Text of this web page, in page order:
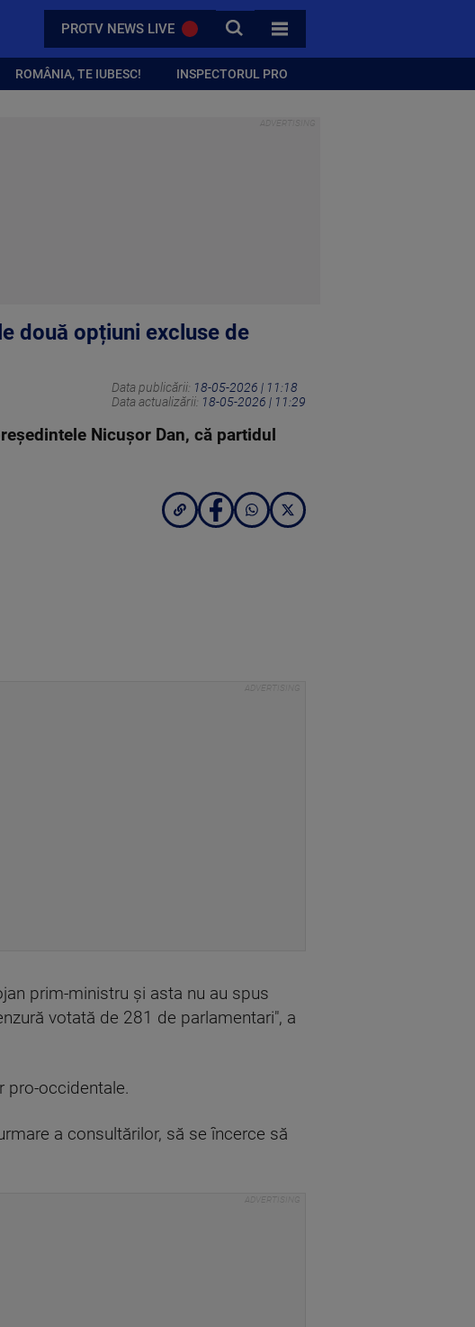
PROTV NEWS LIVE CAUTA
TOATE CATEGORIILE
ROMÂNIA, TE IUBESC! INSPECTORUL PRO
două opțiuni excluse de
Data publicării: 18-05-2026 | 11:18
Data actualizării: 18-05-2026 | 11:29
Nicuşor Dan, că partidul
prim-ministru şi asta nu au spus
votată de 281 de parlamentari", a
pro-occidentale.
a consultărilor, să se încerce să